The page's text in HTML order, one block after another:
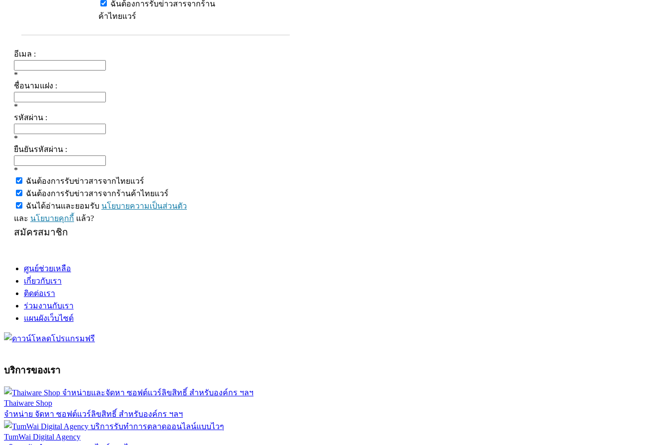
ฉันต้องการรับข่าวสารจากร้าน
ค้าไทยแวร์
อีเมล :
*
ชื่อนามแฝง :
*
รหัสผ่าน :
*
ยืนยันรหัสผ่าน :
*
ฉันต้องการรับข่าวสารจากไทยแวร์
ฉันต้องการรับข่าวสารจากร้านค้าไทยแวร์
ฉันได้อ่านและยอมรับ นโยบายความเป็นส่วนตัว
และ นโยบายคุกกี้ แล้ว?
สมัครสมาชิก
ศูนย์ช่วยเหลือ
เกี่ยวกับเรา
ติดต่อเรา
ร่วมงานกับเรา
แผนผังเว็บไซต์
บริการของเรา
Thaiware Shop
จำหน่าย จัดหา ซอฟต์แวร์ลิขสิทธิ์ สำหรับองค์กร ฯลฯ
TumWai Digital Agency